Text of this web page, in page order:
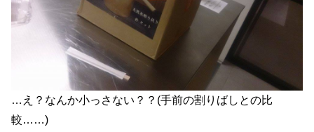
…え？なんか小っさない？？(手前の割りばしとの比
較……)